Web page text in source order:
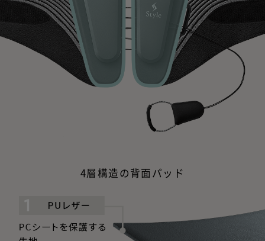
4層構造の背面パッド